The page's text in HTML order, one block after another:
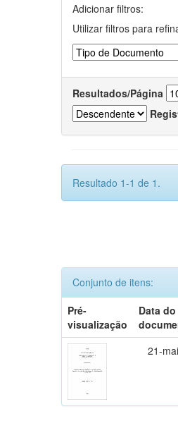
Adicionar filtros:
Utilizar filtros para
Resultados/Página
Resultado 1-1 de 1.
Conjunto de itens:
Pré-
visualização
Data do
21-